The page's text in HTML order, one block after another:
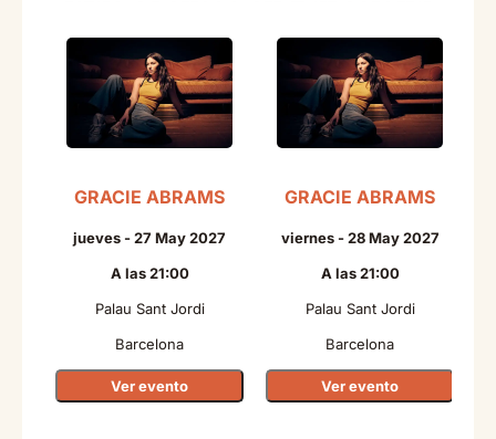
GRACIE ABRAMS
jueves - 27 May 2027
A las 21:00
Palau Sant Jordi
Barcelona
Ver evento
GRACIE ABRAMS
viernes - 28 May 2027
A las 21:00
Palau Sant Jordi
Barcelona
Ver evento